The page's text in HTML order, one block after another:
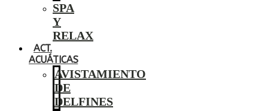
SPA
Y
RELAX
ACT.
ACUÁTICAS
AVISTAMIENTO
DE
DELFINES